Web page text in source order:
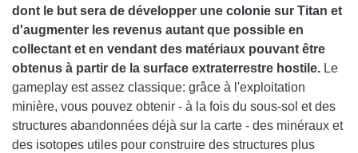
dont le but sera de développer une colonie sur Titan et
d'augmenter les revenus autant que possible en
collectant et en vendant des matériaux pouvant être
obtenus à partir de la surface extraterrestre hostile. Le
gameplay est assez classique: grâce à l'exploitation
minière, vous pouvez obtenir - à la fois du sous-sol et des
structures abandonnées déjà sur la carte - des minéraux et
des isotopes utiles pour construire des structures plus